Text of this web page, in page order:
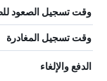
وقت تسجيل الصعود
وقت تسجيل المغادرة
الدفع والإلغاء